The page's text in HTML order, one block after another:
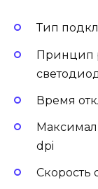
Тип
Принцип
Время
dpi
Скорость